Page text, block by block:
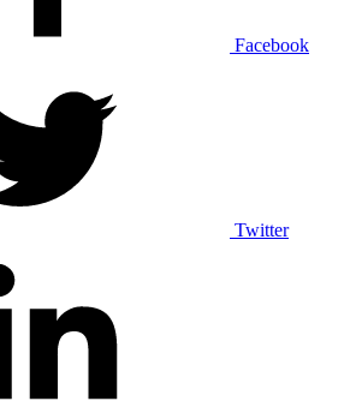
Facebook
Twitter